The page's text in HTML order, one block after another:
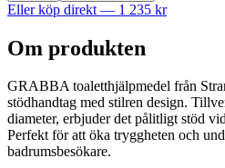
Eller köp direkt — 1 235 kr
Om produkten
GRABBA toaletthjälpmedel från
stödhandtag med stilren design.
diameter, erbjuder det pålitligt stöd
Perfekt för att öka tryggheten och
badrumsbesökare.